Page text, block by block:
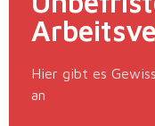
Hier gibt es
an